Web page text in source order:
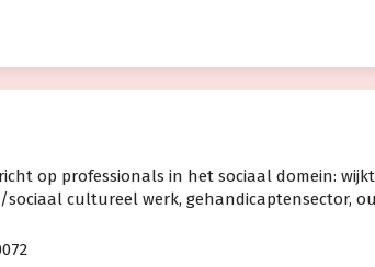
op professionals in het sociaal domein:
cultureel werk, gehandicaptensector,